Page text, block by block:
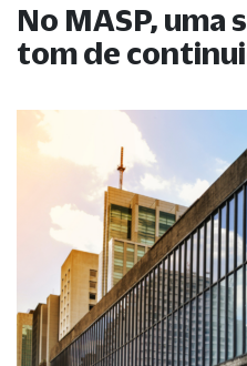
No MASP, uma
tom de